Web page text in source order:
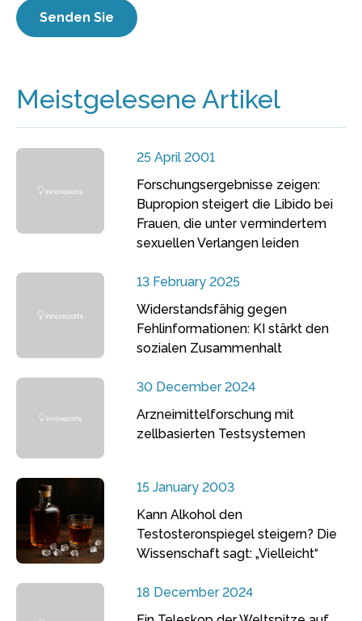
Meistgelesene Artikel
25 April 2001
Forschungsergebnisse zeigen:
Bupropion steigert die Libido bei
Frauen, die unter vermindertem
sexuellen Verlangen leiden
13 February 2025
Widerstandsfähig gegen
Fehlinformationen: KI stärkt den
sozialen Zusammenhalt
30 December 2024
Arzneimittelforschung mit
zellbasierten Testsystemen
15 January 2003
Kann Alkohol den
Testosteronspiegel steigern? Die
Wissenschaft sagt: „Vielleicht“
18 December 2024